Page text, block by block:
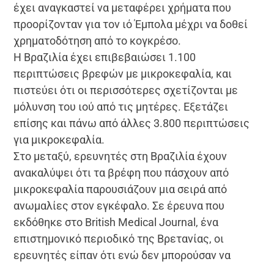
έχει αναγκαστεί να μεταφέρει χρήματα που
προορίζονταν για τον ιό Έμπολα μέχρι να δοθεί
χρηματοδότηση από το κογκρέσο.
Η Βραζιλία έχει επιβεβαιώσει 1.100
περιπτώσεις βρεφών με μικροκεφαλία, και
πιστεύει ότι οι περισσότερες σχετίζονται με
μόλυνση του ιού από τις μητέρες. Εξετάζει
επίσης και πάνω από άλλες 3.800 περιπτώσεις
για μικροκεφαλία.
Στο μεταξύ, ερευνητές στη Βραζιλία έχουν
ανακαλύψει ότι τα βρέφη που πάσχουν από
μικροκεφαλία παρουσιάζουν μια σειρά από
ανωμαλίες στον εγκέφαλο. Σε έρευνα που
εκδόθηκε στο British Medical Journal, ένα
επιστημονικό περιοδικό της Βρετανίας, οι
ερευνητές είπαν ότι ενώ δεν μπορούσαν να